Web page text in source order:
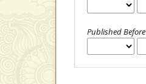
Published Before